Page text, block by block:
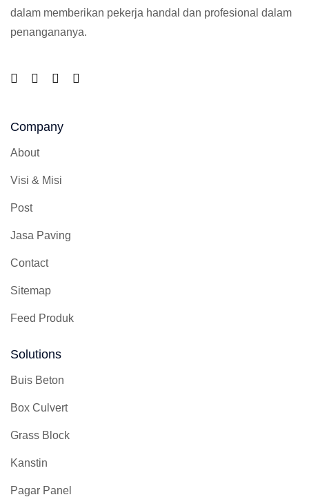
dalam memberikan pekerja handal dan profesional dalam
penangananya.
Company
About
Visi & Misi
Post
Jasa Paving
Contact
Sitemap
Feed Produk
Solutions
Buis Beton
Box Culvert
Grass Block
Kanstin
Pagar Panel